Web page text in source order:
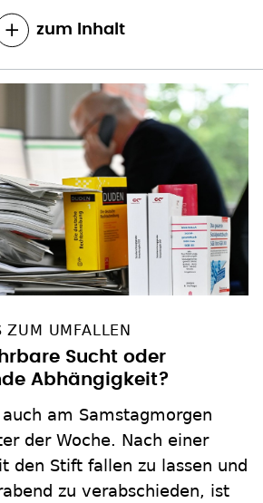
zum Inhalt
ZUM UMFALLEN
Sucht oder
Abhängigkeit?
am Samstagmorgen
der Woche. Nach einer
den Stift fallen zu lassen und
zu verabschieden, ist